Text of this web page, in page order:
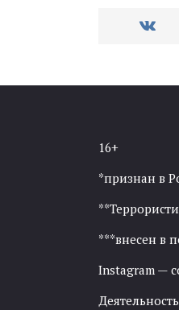
16+
*признан в
***внесен в
Instagram —